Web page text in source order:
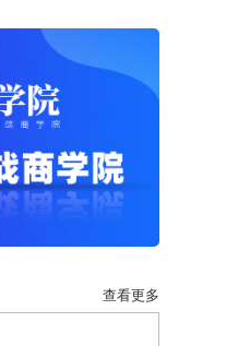
查看更多